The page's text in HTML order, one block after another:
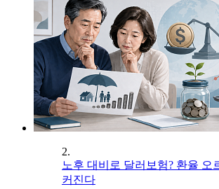
2.
노후 대비로 달러보험? 환율 오
커진다